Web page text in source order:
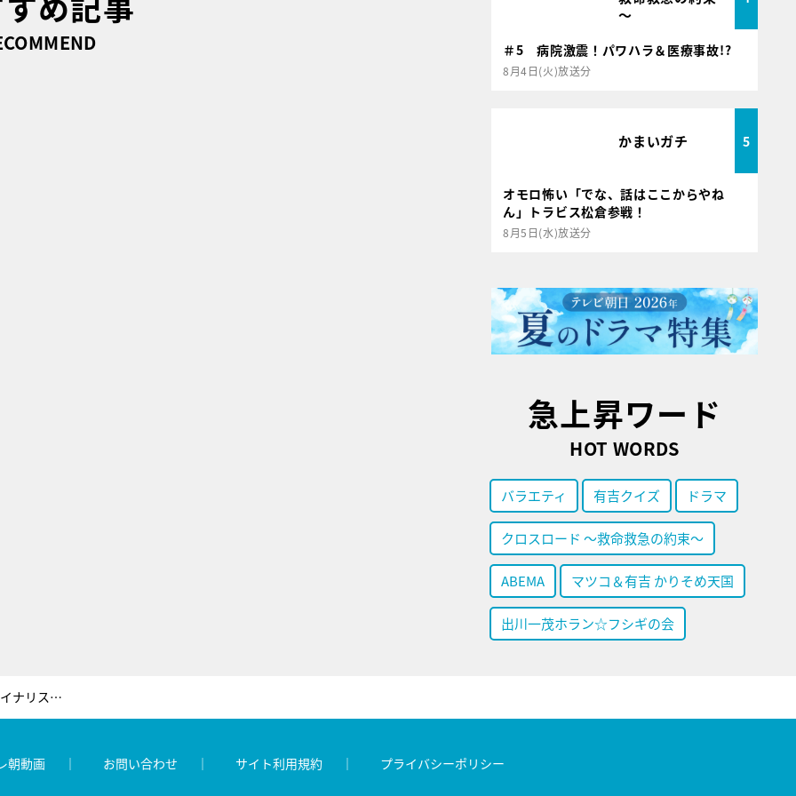
～
＃5 病院激震！パワハラ＆医療事故!?
8月4日(火)放送分
かまいガチ 5
オモロ怖い「でな、話はここからやね
ん」トラビス松倉参戦！
8月5日(水)放送分
急上昇ワード
HOT WORDS
バラエティ 有吉クイズ ドラマ
クロスロード ～救命救急の約束～
ABEMA マツコ＆有吉 かりそめ天国
出川一茂ホラン☆フシギの会
新世代漫才師も続々登場！M-1ファイナリスト・ニューヨーク、長尺の爆笑漫才を披露！
朝動画 お問い合わせ サイト利用規約 プライバシーポリシー